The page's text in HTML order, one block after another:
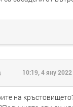
10:19, 4 яну 2022
на